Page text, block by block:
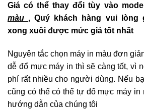
Giá có thể thay đổi tùy vào
màu , Quý khách hàng vui lòng
xong xuôi được mức giá tốt nhất
Nguyên tắc chọn máy in màu đơn
dễ đổ mực máy in thì sẽ càng tốt, vì
phí rất nhiều cho người dùng. Nếu
cũng có thể có thể tự đổ mực máy
hướng dẫn của chúng tôi